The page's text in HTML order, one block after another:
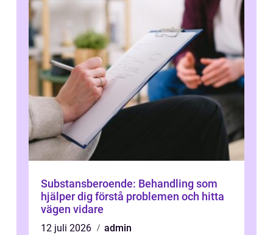
Substansberoende: Behandling som
hjälper dig förstå problemen och hitta
vägen vidare
12 juli 2026
admin